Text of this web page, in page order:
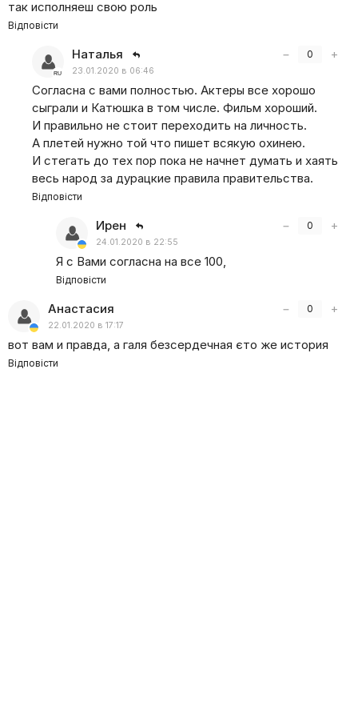
так исполняеш свою роль
Відповісти
− 0 +
Наталья
23.01.2020 в 06:46
Согласна с вами полностью. Актеры все хорошо
сыграли и Катюшка в том числе. Фильм хороший.
И правильно не стоит переходить на личность.
А плетей нужно той что пишет всякую охинею.
И стегать до тех пор пока не начнет думать и хаять
весь народ за дурацкие правила правительства.
Відповісти
− 0 +
Ирен
24.01.2020 в 22:55
Я с Вами согласна на все 100,
Відповісти
− 0 +
Анастасия
22.01.2020 в 17:17
вот вам и правда, а галя безсердечная єто же история
Відповісти